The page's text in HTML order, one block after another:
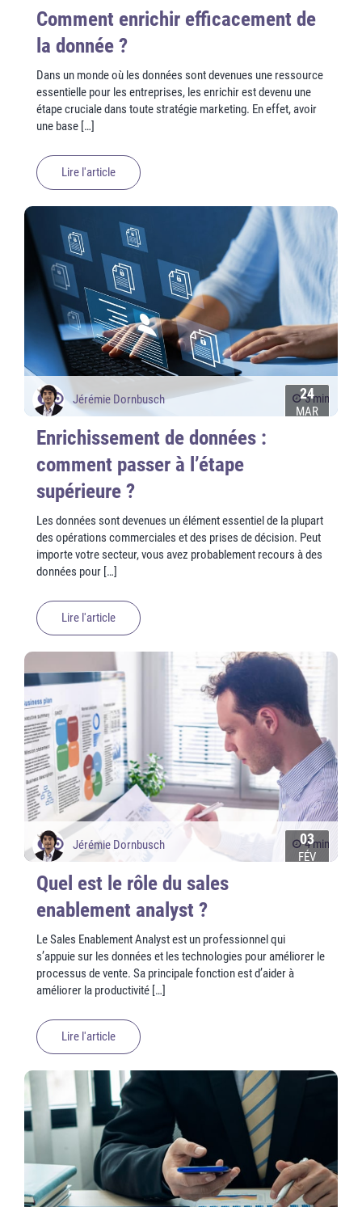
Comment enrichir efficacement de
la donnée ?
Dans un monde où les données sont devenues une ressource
essentielle pour les entreprises, les enrichir est devenu une
étape cruciale dans toute stratégie marketing. En effet, avoir
une base […]
Lire l'article
24
MAR
Jérémie Dornbusch 5 min
Enrichissement de données :
comment passer à l’étape
supérieure ?
Les données sont devenues un élément essentiel de la plupart
des opérations commerciales et des prises de décision. Peut
importe votre secteur, vous avez probablement recours à des
données pour […]
Lire l'article
03
FÉV
Jérémie Dornbusch 4 min
Quel est le rôle du sales
enablement analyst ?
Le Sales Enablement Analyst est un professionnel qui
s’appuie sur les données et les technologies pour améliorer le
processus de vente. Sa principale fonction est d’aider à
améliorer la productivité […]
Lire l'article